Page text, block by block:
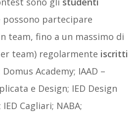
possono partecipare
team, fino a un massimo di
team) regolarmente iscritti
Domus Academy; IAAD –
e Design; IED Design
Cagliari; NABA;